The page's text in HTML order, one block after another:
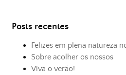
Posts recentes
Felizes em plena natureza
Sobre acolher os nossos
Viva o verão!